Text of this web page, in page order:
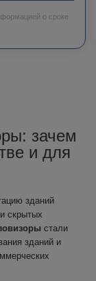
о сроке
зачем
и для
зданий
скрытых
стали
зданий и